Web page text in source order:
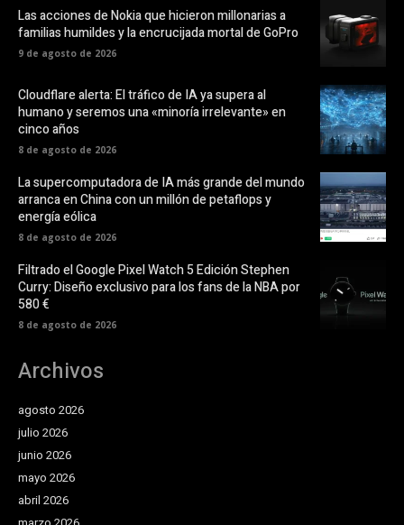
Las acciones de Nokia que hicieron millonarias a
familias humildes y la encrucijada mortal de GoPro
9 de agosto de 2026
Cloudflare alerta: El tráfico de IA ya supera al
humano y seremos una «minoría irrelevante» en
cinco años
8 de agosto de 2026
La supercomputadora de IA más grande del mundo
arranca en China con un millón de petaflops y
energía eólica
8 de agosto de 2026
Filtrado el Google Pixel Watch 5 Edición Stephen
Curry: Diseño exclusivo para los fans de la NBA por
580 €
8 de agosto de 2026
Archivos
agosto 2026
julio 2026
junio 2026
mayo 2026
abril 2026